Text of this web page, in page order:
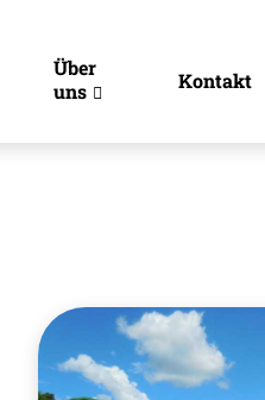
Über
uns
Kontakt